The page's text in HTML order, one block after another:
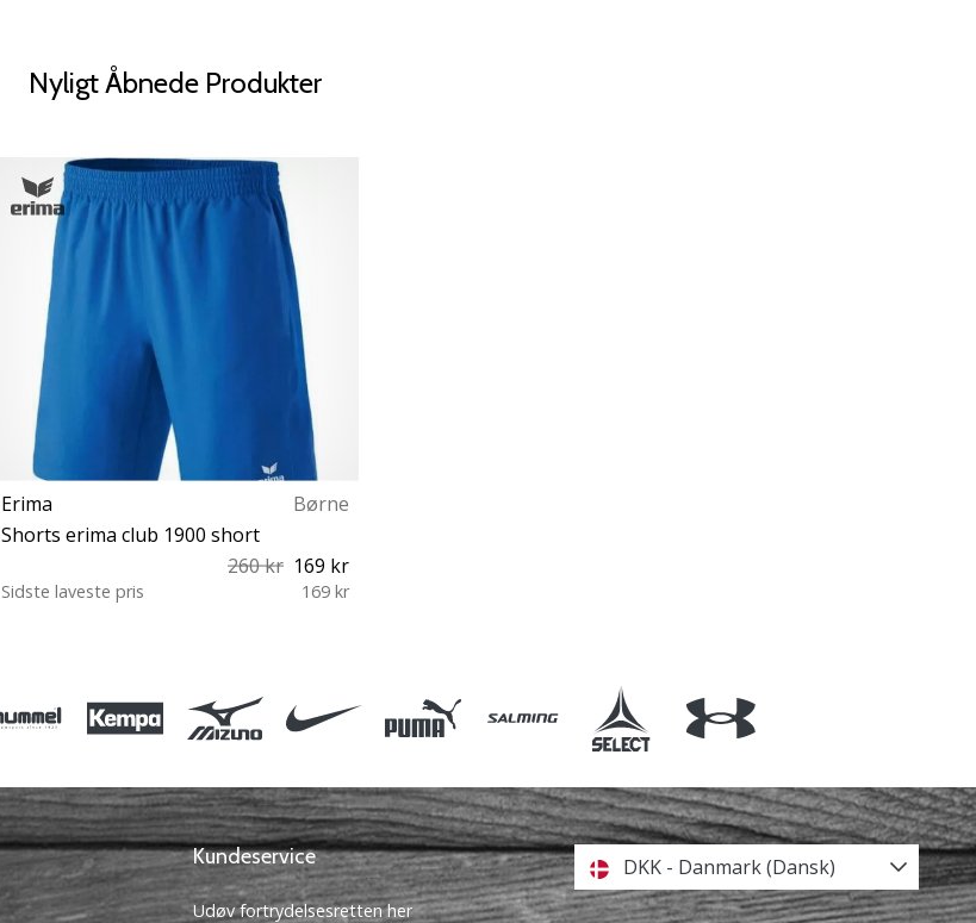
Nyligt Åbnede Produkter
Erima
Børne
Shorts erima club 1900 short
260 kr 169 kr
Sidste laveste pris 169 kr
Kundeservice
Udøv fortrydelsesretten her
DKK - Danmark (Dansk)